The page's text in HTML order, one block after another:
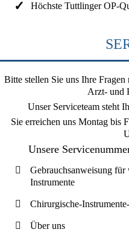
Höchste Tuttlinger OP-
Bitte stellen Sie uns Ihre
Arzt- und
Unser Serviceteam steht
Sie erreichen uns Montag bis
Unsere
Gebrauchsanweisung
Instrumente
Chirurgische-
Über uns